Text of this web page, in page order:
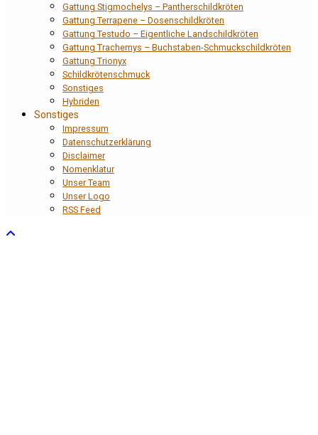
Gattung Stigmochelys – Pantherschildkröten
Gattung Terrapene – Dosenschildkröten
Gattung Testudo – Eigentliche Landschildkröten
Gattung Trachemys – Buchstaben-Schmuckschildkröten
Gattung Trionyx
Schildkrötenschmuck
Sonstiges
Hybriden
Sonstiges
Impressum
Datenschutzerklärung
Disclaimer
Nomenklatur
Unser Team
Unser Logo
RSS Feed